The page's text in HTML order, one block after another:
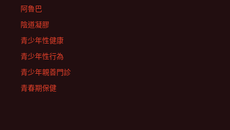
阿魯巴
陰道凝膠
青少年性健康
青少年性行為
青少年親善門診
青春期保健